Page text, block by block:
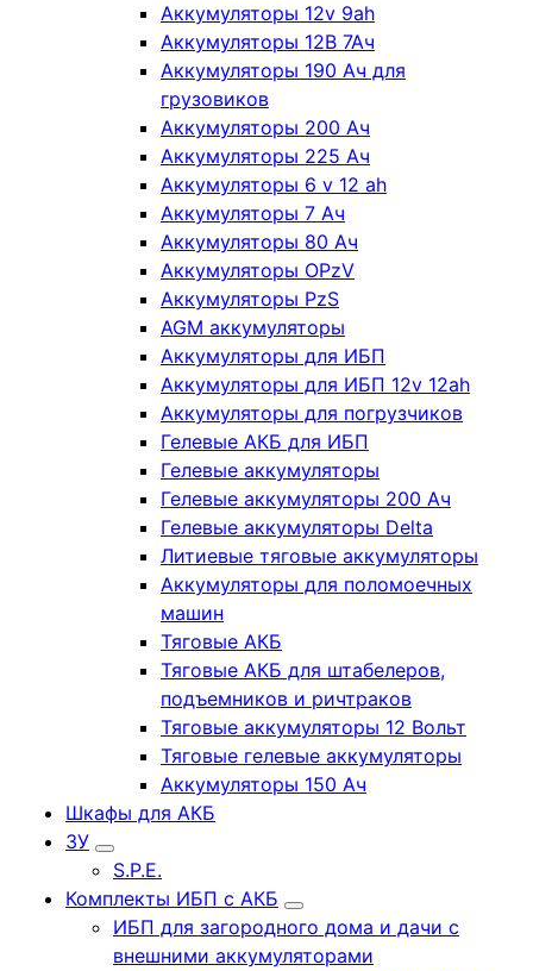
Аккумуляторы 12v 9ah
Аккумуляторы 12В 7Ач
Аккумуляторы 190 Ач для
грузовиков
Аккумуляторы 200 Ач
Аккумуляторы 225 Ач
Аккумуляторы 6 v 12 ah
Аккумуляторы 7 Ач
Аккумуляторы 80 Ач
Аккумуляторы OPzV
Аккумуляторы PzS
AGM аккумуляторы
Аккумуляторы для ИБП
Аккумуляторы для ИБП 12v 12ah
Аккумуляторы для погрузчиков
Гелевые АКБ для ИБП
Гелевые аккумуляторы
Гелевые аккумуляторы 200 Ач
Гелевые аккумуляторы Delta
Литиевые тяговые аккумуляторы
Аккумуляторы для поломоечных
машин
Тяговые АКБ
Тяговые АКБ для штабелеров,
подъемников и ричтраков
Тяговые аккумуляторы 12 Вольт
Тяговые гелевые аккумуляторы
Аккумуляторы 150 Ач
Шкафы для АКБ
ЗУ
S.P.E.
Комплекты ИБП с АКБ
ИБП для загородного дома и дачи с
внешними аккумуляторами